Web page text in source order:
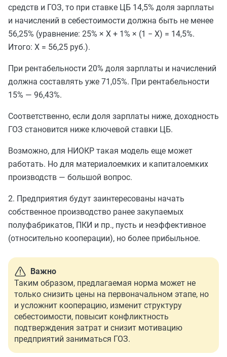
средств и ГОЗ, то при ставке ЦБ 14,5% доля зарплаты
и начислений в себестоимости должна быть не менее
56,25% (уравнение: 25% × X + 1% × (1 − X) = 14,5%.
Итого: X = 56,25 руб.).
При рентабельности 20% доля зарплаты и начислений
должна составлять уже 71,05%. При рентабельности
15% — 96,43%.
Соответственно, если доля зарплаты ниже, доходность
ГОЗ становится ниже ключевой ставки ЦБ.
Возможно, для НИОКР такая модель еще может
работать. Но для материалоемких и капиталоемких
производств — большой вопрос.
2. Предприятия будут заинтересованы начать
собственное производство ранее закупаемых
полуфабрикатов, ПКИ и пр., пусть и неэффективное
(относительно кооперации), но более прибыльное.
Важно
Таким образом, предлагаемая норма может не
только снизить цены на первоначальном этапе, но
и усложнит кооперацию, изменит структуру
себестоимости, повысит конфликтность
подтверждения затрат и снизит мотивацию
предприятий заниматься ГОЗ.